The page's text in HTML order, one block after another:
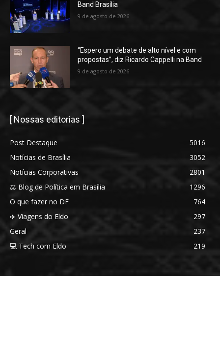
Band Brasília
9 de agosto de 2026
“Espero um debate de alto nível e com
propostas”, diz Ricardo Cappelli na Band
9 de agosto de 2026
[ Nossas editorias ]
Post Destaque
5016
Notícias de Brasília
3052
Notícias Corporativas
2801
⚖️ Blog de Política em Brasília
1296
O que fazer no DF
764
✈️ Viagens do Eldo
297
Geral
237
💻 Tech com Eldo
219